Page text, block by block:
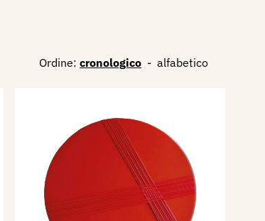
Ordine: cronologico - alfabetico